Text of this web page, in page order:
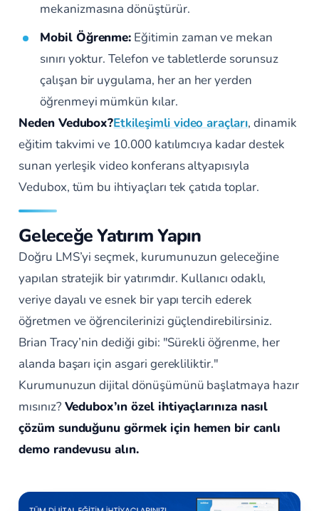
mekanizmasına dönüştürür.
Mobil Öğrenme: Eğitimin zaman ve mekan
sınırı yoktur. Telefon ve tabletlerde sorunsuz
çalışan bir uygulama, her an her yerden
öğrenmeyi mümkün kılar.
Neden Vedubox?Etkileşimli video araçları, dinamik
eğitim takvimi ve 10.000 katılımcıya kadar destek
sunan yerleşik video konferans altyapısıyla
Vedubox, tüm bu ihtiyaçları tek çatıda toplar.
Geleceğe Yatırım Yapın
Doğru LMS’yi seçmek, kurumunuzun geleceğine
yapılan stratejik bir yatırımdır. Kullanıcı odaklı,
veriye dayalı ve esnek bir yapı tercih ederek
öğretmen ve öğrencilerinizi güçlendirebilirsiniz.
Brian Tracy’nin dediği gibi: "Sürekli öğrenme, her
alanda başarı için asgari gerekliliktir."
Kurumunuzun dijital dönüşümünü başlatmaya hazır
mısınız? Vedubox’ın özel ihtiyaçlarınıza nasıl
çözüm sunduğunu görmek için hemen bir canlı
demo randevusu alın.